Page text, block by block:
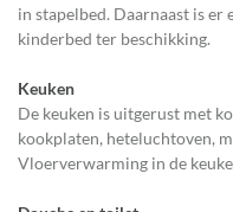
in stapelbed. Daarnaast is er
kinderbed ter beschikking.
Keuken
De keuken is uitgerust met
kookplaten, heteluchtoven,
Vloerverwarming in de